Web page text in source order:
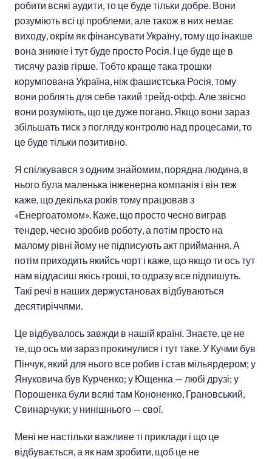
робити всякі аудити, то це буде тільки добре. Вони
розуміють всі ці проблеми, але також в них немає
виходу, окрім як фінансувати Україну, тому що інакше
вона зникне і тут буде просто Росія. І це буде ще в
тисячу разів гірше. Тобто краще така трошки
корумпована Україна, ніж фашистська Росія, тому
вони роблять для себе такий трейд-офф. Але звісно
вони розуміють, що це дуже погано. Якщо вони зараз
збільшать тиск з погляду контролю над процесами, то
це буде тільки позитивно.
Я спілкувався з одним знайомим, порядна людина, в
нього була маленька інженерна компанія і він теж
каже, що декілька років тому працював з
«Енергоатомом». Каже, що просто чесно виграв
тендер, чесно зробив роботу, а потім просто на
малому рівні йому не підписують акт приймання. А
потім приходить якийсь чорт і каже, що якщо ти ось тут
нам віддасиш якісь гроші, то одразу все підпишуть.
Такі речі в наших держустановах відбуваються
десятиріччями.
Це відбувалось завжди в нашій країні. Знаєте, це не
те, що ось ми зараз прокинулися і тут таке. У Кучми був
Пінчук, який для нього все робив і став мільярдером; у
Януковича був Курченко; у Ющенка — любі друзі; у
Порошенка були всякі там Кононенко, Грановський,
Свинарчуки; у нинішнього — свої.
Мені не настільки важливе ті приклади і що це
відбувається, а як нам зробити, щоб це не